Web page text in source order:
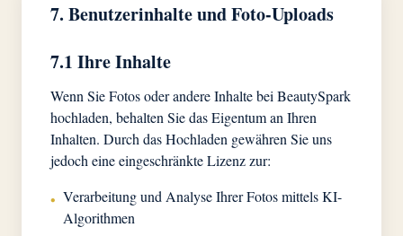
7. Benutzerinhalte und Foto-Uploads
7.1 Ihre Inhalte
Wenn Sie Fotos oder andere Inhalte bei BeautySpark
hochladen, behalten Sie das Eigentum an Ihren
Inhalten. Durch das Hochladen gewähren Sie uns
jedoch eine eingeschränkte Lizenz zur:
• Verarbeitung und Analyse Ihrer Fotos mittels KI-
Algorithmen